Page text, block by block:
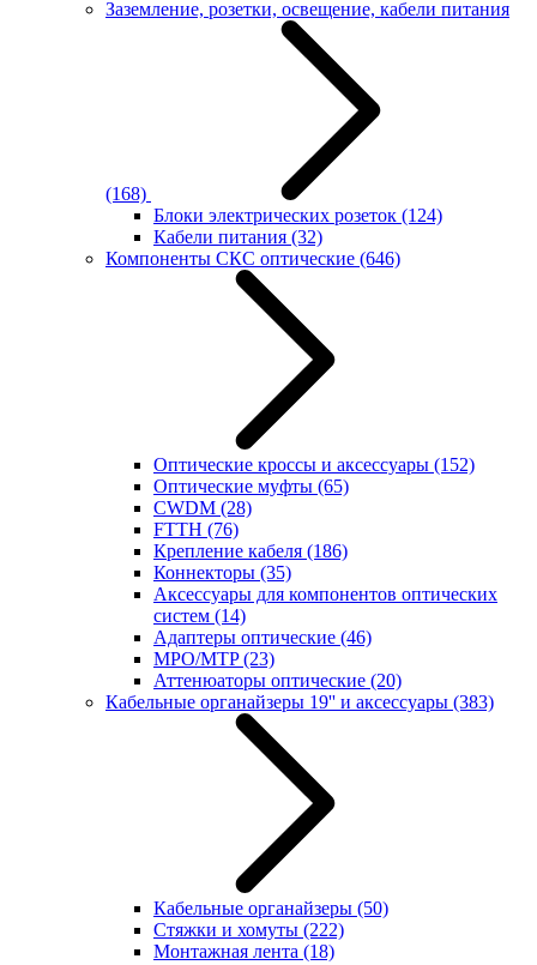
Заземление, розетки, освещение, кабели питания
(168)
Блоки электрических розеток (124)
Кабели питания (32)
Компоненты СКС оптические (646)
Оптические кроссы и аксессуары (152)
Оптические муфты (65)
CWDM (28)
FTTH (76)
Крепление кабеля (186)
Коннекторы (35)
Аксессуары для компонентов оптических
систем (14)
Адаптеры оптические (46)
MPO/MTP(23)
Аттенюаторы оптические (20)
Кабельные органайзеры 19'' и аксессуары (383)
Кабельные органайзеры (50)
Стяжки и хомуты (222)
Монтажная лента (18)